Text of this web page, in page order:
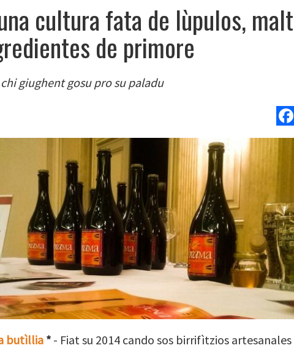
cultura fata de lùpulos,
de primore
giughent gosu pro su paladu
butìllia* - Fiat su 2014 cando sos birrifìtzios artesanales